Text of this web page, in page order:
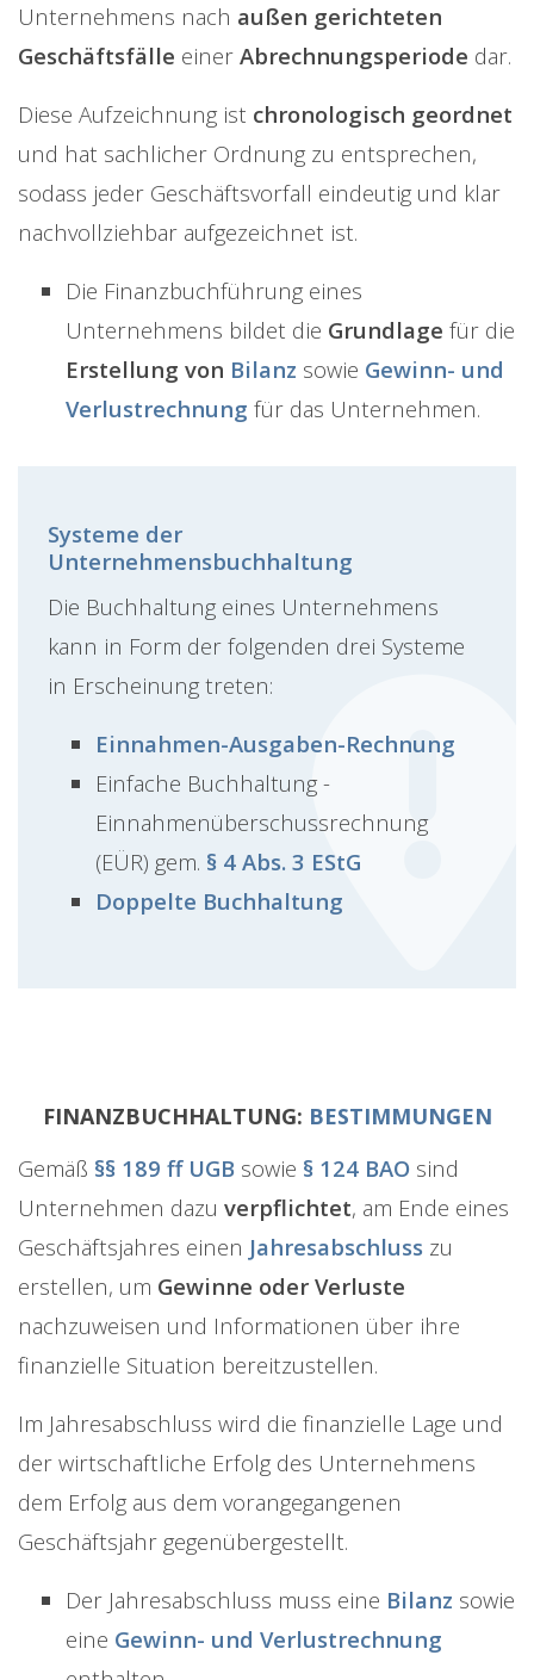
Unternehmens nach außen gerichteten
Geschäftsfälle einer Abrechnungsperiode dar.
Diese Aufzeichnung ist chronologisch geordnet
und hat sachlicher Ordnung zu entsprechen,
sodass jeder Geschäftsvorfall eindeutig und klar
nachvollziehbar aufgezeichnet ist.
Die Finanzbuchführung eines
Unternehmens bildet die Grundlage für die
Erstellung von Bilanz sowie Gewinn- und
Verlustrechnung für das Unternehmen.
Systeme der
Unternehmensbuchhaltung
Die Buchhaltung eines Unternehmens
kann in Form der folgenden drei Systeme
in Erscheinung treten:
Einnahmen-Ausgaben-Rechnung
Einfache Buchhaltung -
Einnahmenüberschussrechnung
(EÜR) gem. § 4 Abs. 3 EStG
Doppelte Buchhaltung
FINANZBUCHHALTUNG: BESTIMMUNGEN
Gemäß §§ 189 ff UGB sowie § 124 BAO sind
Unternehmen dazu verpflichtet, am Ende eines
Geschäftsjahres einen Jahresabschluss zu
erstellen, um Gewinne oder Verluste
nachzuweisen und Informationen über ihre
finanzielle Situation bereitzustellen.
Im Jahresabschluss wird die finanzielle Lage und
der wirtschaftliche Erfolg des Unternehmens
dem Erfolg aus dem vorangegangenen
Geschäftsjahr gegenübergestellt.
Der Jahresabschluss muss eine Bilanz sowie
eine Gewinn- und Verlustrechnung